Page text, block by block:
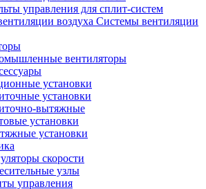
управления для сплит-систем
Системы вентиляции
вентиляторы
установки
установки
вытяжные
установки
установки
скорости
узлы
управления